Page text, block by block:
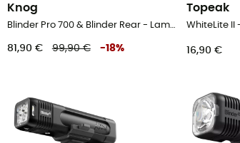
Knog
Blinder Pro 700 & Blinder Rear - Lampe avant vélo
81,90 € 99,90 € -18%
Topeak
WhiteLite II
16,90 €